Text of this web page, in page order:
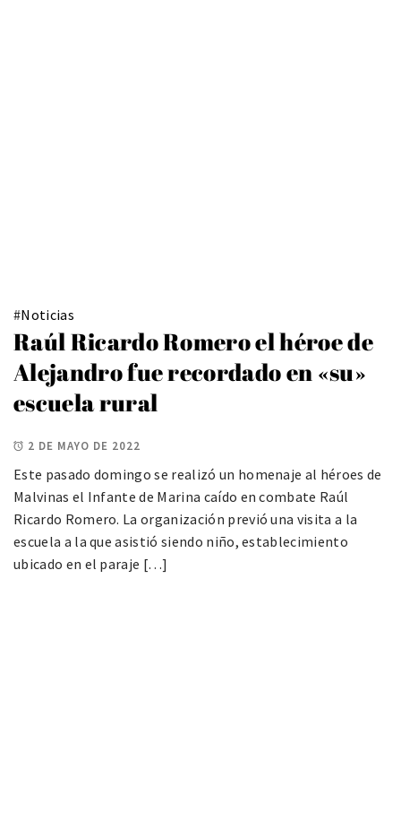
#Noticias
Raúl Ricardo Romero el héroe de
Alejandro fue recordado en «su»
escuela rural
2 DE MAYO DE 2022
Este pasado domingo se realizó un homenaje al héroes de
Malvinas el Infante de Marina caído en combate Raúl
Ricardo Romero. La organización previó una visita a la
escuela a la que asistió siendo niño, establecimiento
ubicado en el paraje […]